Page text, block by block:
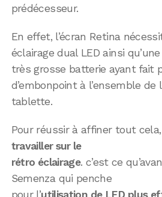
prédécesseur.
En effet, l’écran Retina
éclairage dual LED ainsi qu’une
très grosse batterie ayant fait
d’embonpoint à l’ensemble de
tablette.
Pour réussir à affiner tout cela,
travailler sur le
rétro éclairage. c’est ce
Semenza qui penche
pour l’utilisation de LED plus